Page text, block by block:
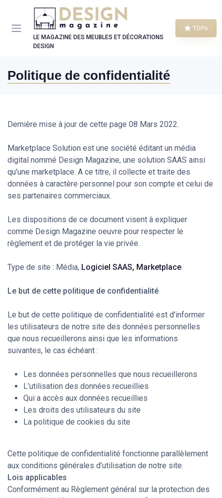
LE MAGAZINE DES MEUBLES ET DÉCORATIONS
DESIGN
TOPs
Politique de confidentialité
Dernière mise à jour de cette page 08 Mars 2022.
Marketplace Solution est une société éditant un média
digital nommé Design Magazine, une solution SAAS ainsi
qu'une marketplace. A ce titre, il collecte et traite des
données à caractère personnel pour son compte et celui de
ses partenaires commerciaux.
Les dispositions de ce document visent à expliquer
comme Design Magazine oeuvre pour respecter le
règlement et de protéger la vie privée.
Type de site : Média, Logiciel SAAS, Marketplace
Le but de cette politique de confidentialité
Le but de cette politique de confidentialité est d'informer
les utilisateurs de notre site des données personnelles
que nous recueillerons ainsi que les informations
suivantes, le cas échéant :
Les données personnelles que nous recueillerons
L’utilisation des données recueillies
Qui a accès aux données recueillies
Les droits des utilisateurs du site
La politique de cookies du site
Cette politique de confidentialité fonctionne parallèlement
aux conditions générales d’utilisation de notre site.
Lois applicables
Conformément au Règlement général sur la protection des
Panneau de gestion des cookies